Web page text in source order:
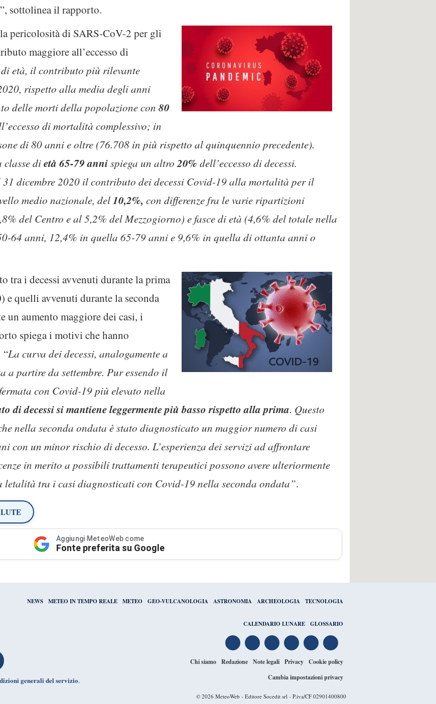
”, sottolinea il rapporto.
pericolosità di SARS-CoV-2 per gli
maggiore all’eccesso di
età, il contributo più rilevante
rispetto alla media degli anni
delle morti della popolazione con 80
di mortalità complessivo; in
di 80 anni e oltre (76.708 in più rispetto al quinquennio precedente).
classe dietà 65-79 annispiega un altro20% dell’eccesso di decessi.
dicembre 2020 il contributo dei decessi Covid-19 alla mortalità per il
medio nazionale, del10,2%, con differenze fra le varie ripartizioni
del Centro e al 5,2% del Mezzogiorno) e fasce di età (4,6% del totale nella
64 anni, 12,4% in quella 65-79 anni e 9,6% in quella di ottanta anni o
i decessi avvenuti durante la prima
e quelli avvenuti durante la seconda
un aumento maggiore dei casi, i
spiega i motivi che hanno
“La curva dei decessi, analogamente a
a partire da settembre. Pur essendo il
con Covid-19 più elevato nella
di decessi si mantiene leggermente più basso rispetto alla prima. Questo
nella seconda ondata è stato diagnosticato un maggior numero di casi
con un minor rischio di decesso. L’esperienza dei servizi ad affrontare
in merito a possibili trattamenti terapeutici possono avere ulteriormente
tra i casi diagnosticati con Covid-19 nella seconda ondata”.
Aggiungi MeteoWeb come
Fonte preferita su Google
NEWS METEO IN TEMPO REALE METEO GEO-VULCANOLOGIA ASTRONOMIA ARCHEOLOGIA TECNOLOGIA
CALENDARIO LUNARE GLOSSARIO
generali del servizio.
Chi siamo Redazione Note legali Privacy
Cookie policy
Cambia impostazioni privacy
© 2026 MeteoWeb - Editore Socedit srl - P.iva/CF 02901400800